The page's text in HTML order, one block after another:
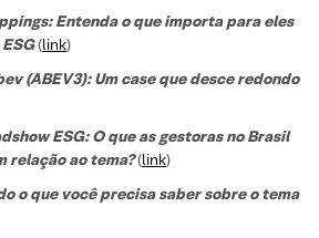
Entenda o que importa para eles
(link)
(ABEV3): Um case que desce redondo
ESG: O que as gestoras no Brasil
relação ao tema?(link)
o que você precisa saber sobre o tema